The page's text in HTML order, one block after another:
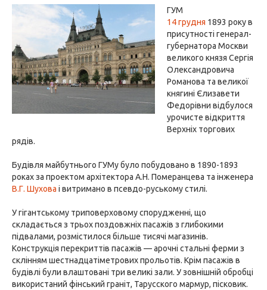
ГУМ
14 грудня 1893 року в
присутності генерал-
губернатора Москви
великого князя Сергія
Олександровича
Романова та великої
княгині Єлизавети
Федорівни відбулося
урочисте відкриття
Верхніх торгових
рядів.
Будівля майбутнього ГУМу було побудовано в 1890-1893
роках за проектом архітектора А.Н. Померанцева та інженера
В.Г. Шухова і витримано в псевдо-руському стилі.
У гігантському триповерховому спорудженні, що
складається з трьох поздовжніх пасажів з глибокими
підвалами, розмістилося більше тисячі магазинів.
Конструкція перекриттів пасажів — арочні стальні ферми з
склінням шестнадцатіметрових прольотів. Крім пасажів в
будівлі були влаштовані три великі зали. У зовнішній обробці
використаний фінський граніт, Тарусского мармур, пісковик.